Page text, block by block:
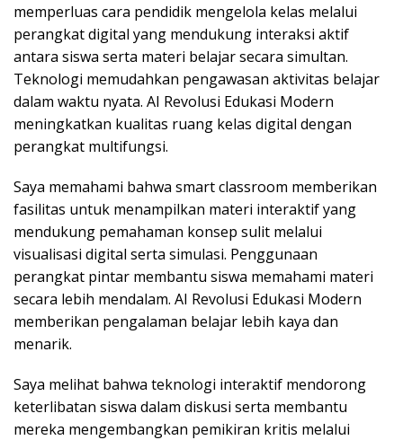
memperluas cara pendidik mengelola kelas melalui
perangkat digital yang mendukung interaksi aktif
antara siswa serta materi belajar secara simultan.
Teknologi memudahkan pengawasan aktivitas belajar
dalam waktu nyata. AI Revolusi Edukasi Modern
meningkatkan kualitas ruang kelas digital dengan
perangkat multifungsi.
Saya memahami bahwa smart classroom memberikan
fasilitas untuk menampilkan materi interaktif yang
mendukung pemahaman konsep sulit melalui
visualisasi digital serta simulasi. Penggunaan
perangkat pintar membantu siswa memahami materi
secara lebih mendalam. AI Revolusi Edukasi Modern
memberikan pengalaman belajar lebih kaya dan
menarik.
Saya melihat bahwa teknologi interaktif mendorong
keterlibatan siswa dalam diskusi serta membantu
mereka mengembangkan pemikiran kritis melalui